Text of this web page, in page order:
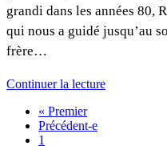
grandi dans les années 80,
qui nous a guidé jusqu’au
frère…
Continuer la lecture
« Premier
Précédent-e
1